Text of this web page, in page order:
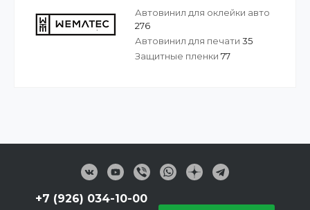
Автовинил для оклейки авто
276
Автовинил для печати 35
Защитные пленки 77
+7 (926) 034-10-00